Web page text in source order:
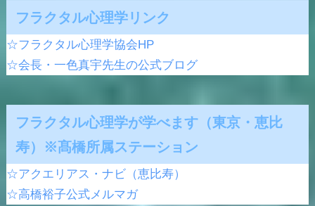
フラクタル心理学リンク
☆フラクタル心理学協会HP
☆会長・一色真宇先生の公式ブログ
フラクタル心理学が学べます（東京・恵比
寿）※髙橋所属ステーション
☆アクエリアス・ナビ（恵比寿）
☆高橋裕子公式メルマガ